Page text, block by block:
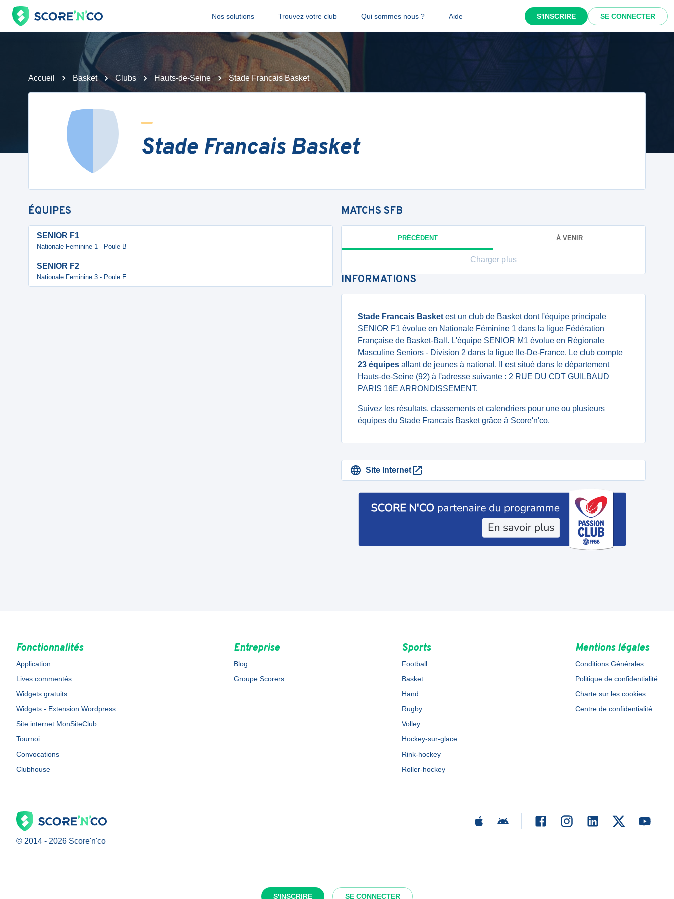
Nos solutions Trouvez votre club Qui sommes nous ? Aide S'INSCRIRE SE CONNECTER
S'INSCRIRE SE CONNECTER
Accueil Basket Clubs Hauts-de-Seine Stade Francais Basket
Stade Francais Basket
ÉQUIPES
SENIOR F1
Nationale Feminine 1 - Poule B
SENIOR F2
Nationale Feminine 3 - Poule E
MATCHS SFB
PRÉCÉDENT À VENIR
Charger plus
INFORMATIONS
Stade Francais Basket est un club de Basket dont l'équipe principale
SENIOR F1 évolue en Nationale Féminine 1 dans la ligue Fédération
Française de Basket-Ball. L'équipe SENIOR M1 évolue en Régionale
Masculine Seniors - Division 2 dans la ligue Ile-De-France. Le club compte
23 équipes allant de jeunes à national. Il est situé dans le département
Hauts-de-Seine (92) à l'adresse suivante : 2 RUE DU CDT GUILBAUD
PARIS 16E ARRONDISSEMENT.
Suivez les résultats, classements et calendriers pour une ou plusieurs
équipes du Stade Francais Basket grâce à Score'n'co.
Site Internet
Fonctionnalités
Application
Lives commentés
Widgets gratuits
Widgets - Extension Wordpress
Site internet MonSiteClub
Tournoi
Convocations
Clubhouse
Entreprise
Blog
Groupe Scorers
Sports
Football
Basket
Hand
Rugby
Volley
Hockey-sur-glace
Rink-hockey
Roller-hockey
Mentions légales
Conditions Générales
Politique de confidentialité
Charte sur les cookies
Centre de confidentialité
© 2014 - 2026 Score'n'co